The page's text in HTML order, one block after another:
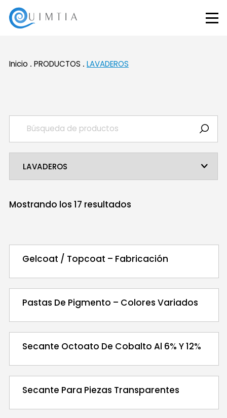
Inicio PRODUCTOS LAVADEROS
Mostrando los 17 resultados
Gelcoat / Topcoat – Fabricación
Pastas De Pigmento – Colores Variados
Secante Octoato De Cobalto Al 6% Y 12%
Secante Para Piezas Transparentes